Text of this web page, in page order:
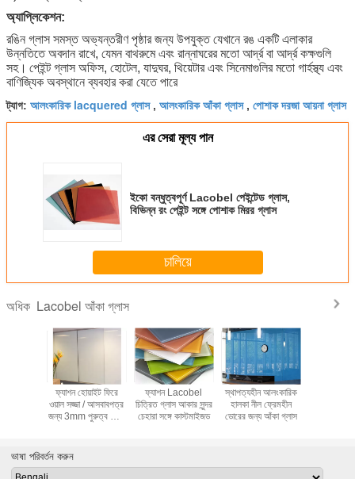
অ্যাপ্লিকেশন:
রঙিন গ্লাস সমস্ত অভ্যন্তরীণ পৃষ্ঠার জন্য উপযুক্ত যেখানে রঙ একটি এলাকার
উন্নতিতে অবদান রাখে, যেমন বাথরুমে এবং রান্নাঘরের মতো আর্দ্র বা আর্দ্র কক্ষগুলি
সহ। পেইন্ট গ্লাস অফিস, হোটেল, যাদুঘর, থিয়েটার এবং সিনেমাগুলির মতো গার্হস্থ্য এবং
বাণিজ্যিক অবস্থানে ব্যবহার করা যেতে পারে
ট্যাগ: আলংকারিক lacquered গ্লাস, আলংকারিক আঁকা গ্লাস, পোশাক দরজা আয়না গ্লাস
এর সেরা মূল্য পান
ইকো বন্ধুত্বপূর্ণ Lacobel পেইন্টেড গ্লাস,
বিভিন্ন রং পেইন্ট সঙ্গে পোশাক মিরর গ্লাস
চালিয়ে
অধিক Lacobel আঁকা গ্লাস
ফ্যাশন হোয়াইট ফিরে
ওয়াল সজ্জা / আসবাবপত্র
জন্য 3mm পুরুত্ব আঁকা
ফ্যাশন Lacobel
চিত্রিত গ্লাস আকার সুন্দর
চেহারা সঙ্গে কাস্টমাইজড
স্থাপত্যহীন আলংকারিক
হালকা নীল ফ্রেমহীন
ডোরের জন্য আঁকা গ্লাস
ভাষা পরিবর্তন করুন